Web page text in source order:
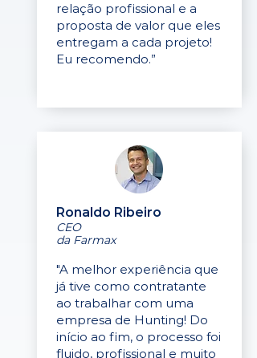
relação profissional e a
proposta de valor que eles
entregam a cada projeto!
Eu recomendo.”
Ronaldo Ribeiro
CEO
da Farmax
"A melhor experiência que
já tive como contratante
ao trabalhar com uma
empresa de Hunting! Do
início ao fim, o processo foi
fluido, profissional e muito